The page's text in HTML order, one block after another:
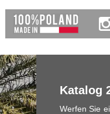
instagram
Katalog
Werfen Sie